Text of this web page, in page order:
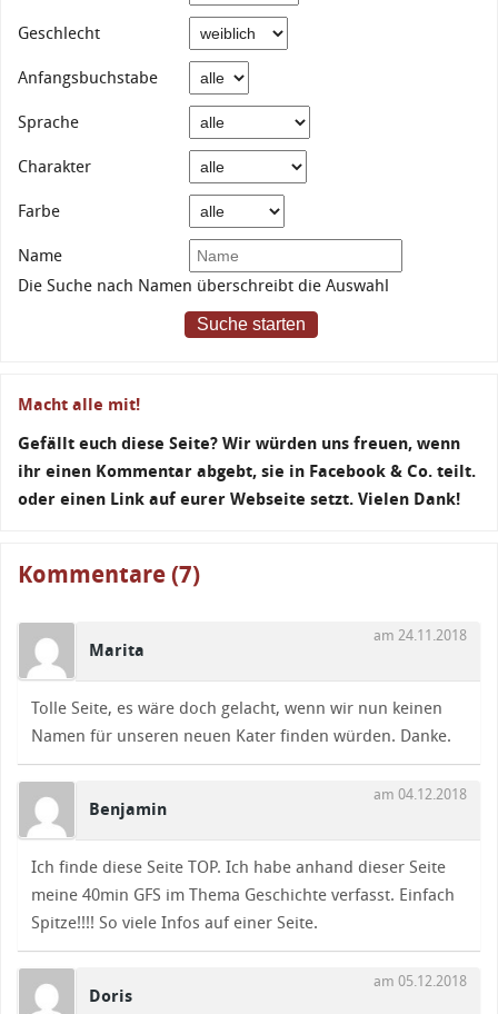
Geschlecht
Anfangsbuchstabe
Sprache
Charakter
Farbe
Name
Die Suche nach Namen überschreibt die Auswahl
Suche starten
Macht alle mit!
Gefällt euch diese Seite? Wir würden uns freuen, wenn
ihr einen Kommentar abgebt, sie in Facebook & Co. teilt.
oder einen Link auf eurer Webseite setzt. Vielen Dank!
Kommentare (7)
Marita
am 24.11.2018
Tolle Seite, es wäre doch gelacht, wenn wir nun keinen
Namen für unseren neuen Kater finden würden. Danke.
Benjamin
am 04.12.2018
Ich finde diese Seite TOP. Ich habe anhand dieser Seite
meine 40min GFS im Thema Geschichte verfasst. Einfach
Spitze!!!! So viele Infos auf einer Seite.
Doris
am 05.12.2018